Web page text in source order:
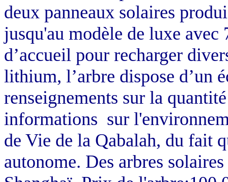
deux panneaux solaires
jusqu'au modèle de luxe
d’accueil pour recharger
lithium, l’arbre dispose d’un
renseignements sur la
informations sur
de Vie de la Qabalah, du fait
autonome. Des arbres